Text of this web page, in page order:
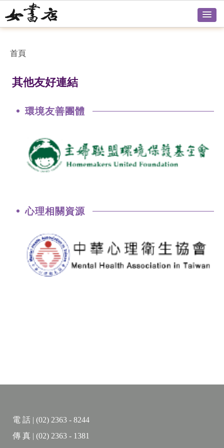
首頁
其他友好連結
環境友善團體
心理相關資源
電 話 | (02) 2363 - 8244
傳 真 | (02) 2363 - 1381